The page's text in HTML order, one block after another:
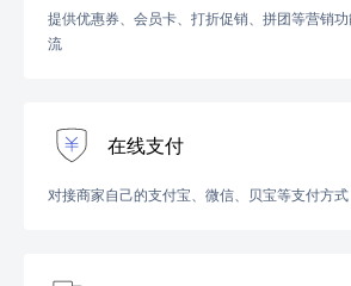
提供优惠券、会员卡、打折促销、拼团等营销
流
在线支付
对接商家自己的支付宝、微信、贝宝等支付方